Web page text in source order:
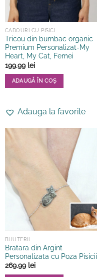
CADOURI CU PISICI
Tricou din bumbac organic
Premium Personalizat-My
Heart, My Cat, Femei
199.99 lei
ADAUGĂ ÎN COȘ
are
multe
fi
alese
pagina
produsului.
Adauga la favorite
BIJUTERII
Bratara din Argint
Personalizata cu Poza Pisicii
269.99 lei